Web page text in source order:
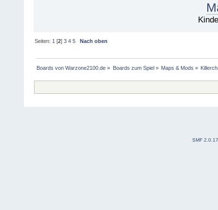
Seiten: 1 [2]3 4 5 Nach oben
Boards von Warzone2100.de » Boards zum Spiel» Maps & Mods »
SMF 2.0.17